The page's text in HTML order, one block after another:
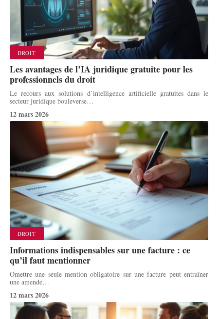
DROIT
Les avantages de l’IA juridique gratuite pour les
professionnels du droit
Le recours aux solutions d’intelligence artificielle gratuites dans le
secteur juridique bouleverse…
12 mars 2026
DROIT
Informations indispensables sur une facture : ce
qu’il faut mentionner
Omettre une seule mention obligatoire sur une facture peut entraîner
une amende…
12 mars 2026